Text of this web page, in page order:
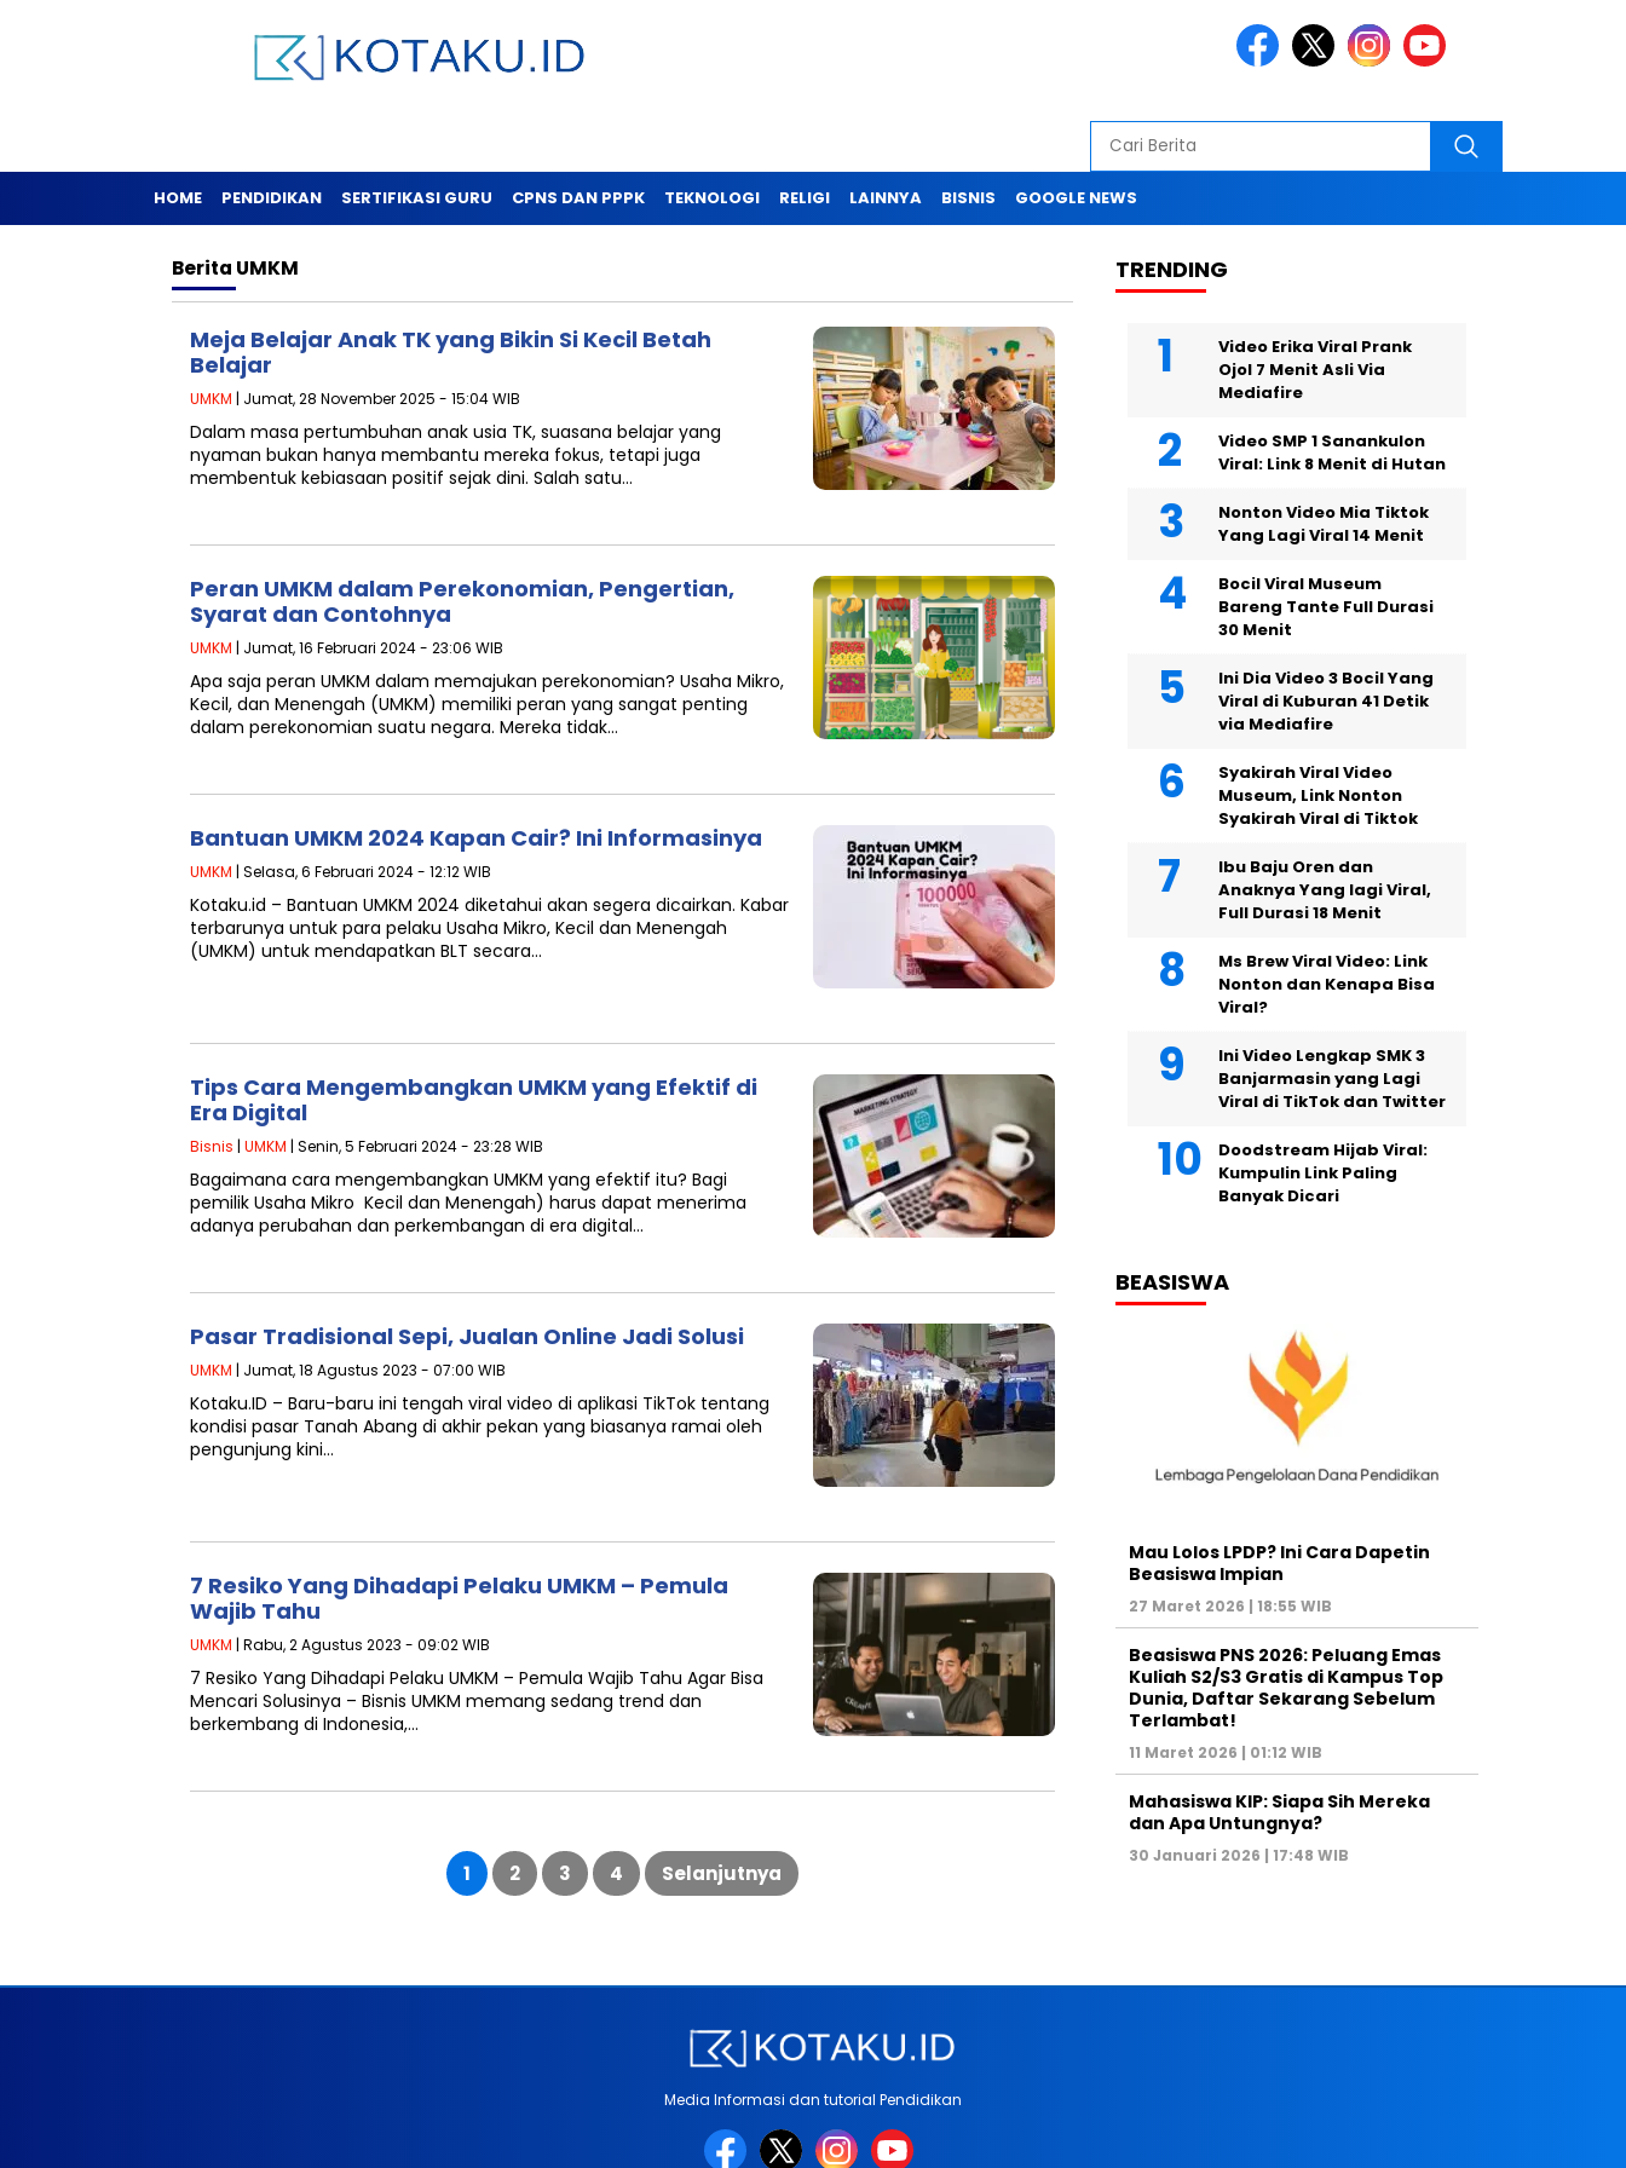
HOME PENDIDIKAN SERTIFIKASI GURU CPNS DAN PPPK TEKNOLOGI RELIGI LAINNYA BISNIS GOOGLE NEWS
Berita UMKM
Meja Belajar Anak TK yang Bikin Si Kecil Betah
Belajar
UMKM | Jumat, 28 November 2025 - 15:04 WIB
Dalam masa pertumbuhan anak usia TK, suasana belajar yang
nyaman bukan hanya membantu mereka fokus, tetapi juga
membentuk kebiasaan positif sejak dini. Salah satu…
Peran UMKM dalam Perekonomian, Pengertian,
Syarat dan Contohnya
UMKM | Jumat, 16 Februari 2024 - 23:06 WIB
Apa saja peran UMKM dalam memajukan perekonomian? Usaha Mikro,
Kecil, dan Menengah (UMKM) memiliki peran yang sangat penting
dalam perekonomian suatu negara. Mereka tidak…
Bantuan UMKM 2024 Kapan Cair? Ini Informasinya
UMKM | Selasa, 6 Februari 2024 - 12:12 WIB
Kotaku.id – Bantuan UMKM 2024 diketahui akan segera dicairkan. Kabar
terbarunya untuk para pelaku Usaha Mikro, Kecil dan Menengah
(UMKM) untuk mendapatkan BLT secara…
Tips Cara Mengembangkan UMKM yang Efektif di
Era Digital
Bisnis | UMKM | Senin, 5 Februari 2024 - 23:28 WIB
Bagaimana cara mengembangkan UMKM yang efektif itu? Bagi
pemilik Usaha Mikro Kecil dan Menengah) harus dapat menerima
adanya perubahan dan perkembangan di era digital…
Pasar Tradisional Sepi, Jualan Online Jadi Solusi
UMKM | Jumat, 18 Agustus 2023 - 07:00 WIB
Kotaku.ID – Baru-baru ini tengah viral video di aplikasi TikTok tentang
kondisi pasar Tanah Abang di akhir pekan yang biasanya ramai oleh
pengunjung kini…
7 Resiko Yang Dihadapi Pelaku UMKM – Pemula
Wajib Tahu
UMKM | Rabu, 2 Agustus 2023 - 09:02 WIB
7 Resiko Yang Dihadapi Pelaku UMKM – Pemula Wajib Tahu Agar Bisa
Mencari Solusinya – Bisnis UMKM memang sedang trend dan
berkembang di Indonesia,…
1 2 3 4 Selanjutnya
TRENDING
Video Erika Viral Prank
Ojol 7 Menit Asli Via
Mediafire
Video SMP 1 Sanankulon
Viral: Link 8 Menit di Hutan
Nonton Video Mia Tiktok
Yang Lagi Viral 14 Menit
Bocil Viral Museum
Bareng Tante Full Durasi
30 Menit
Ini Dia Video 3 Bocil Yang
Viral di Kuburan 41 Detik
via Mediafire
Syakirah Viral Video
Museum, Link Nonton
Syakirah Viral di Tiktok
Ibu Baju Oren dan
Anaknya Yang lagi Viral,
Full Durasi 18 Menit
Ms Brew Viral Video: Link
Nonton dan Kenapa Bisa
Viral?
Ini Video Lengkap SMK 3
Banjarmasin yang Lagi
Viral di TikTok dan Twitter
Doodstream Hijab Viral:
Kumpulin Link Paling
Banyak Dicari
BEASISWA
Mau Lolos LPDP? Ini Cara Dapetin
Beasiswa Impian
27 Maret 2026 | 18:55 WIB
Beasiswa PNS 2026: Peluang Emas
Kuliah S2/S3 Gratis di Kampus Top
Dunia, Daftar Sekarang Sebelum
Terlambat!
11 Maret 2026 | 01:12 WIB
Mahasiswa KIP: Siapa Sih Mereka
dan Apa Untungnya?
30 Januari 2026 | 17:48 WIB
Media Informasi dan tutorial Pendidikan